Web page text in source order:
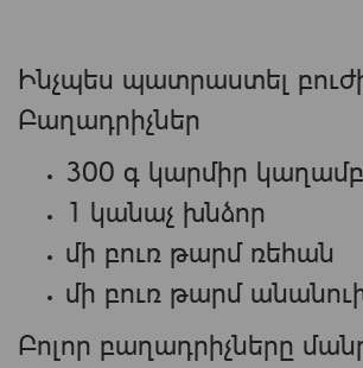
Ինչպես պատրաստել
Բաղադրիչներ
300 գ կարմիր կաղամբ
1 կանաչ խնձոր
մի բուռ թարմ ռեհան
մի բուռ թարմ
Բոլոր բաղադրիչները